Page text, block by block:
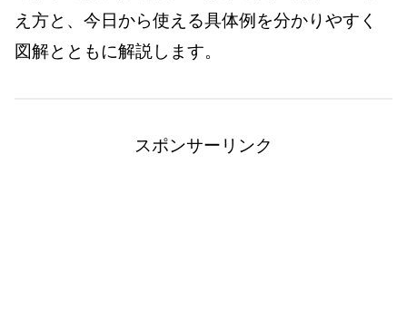
え方と、今日から使える具体例を分かりやすく
図解とともに解説します。
スポンサーリンク